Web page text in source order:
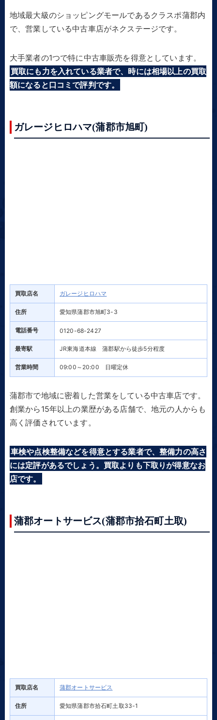
地域最大級のショッピングモールであるクラスポ蒲郡内
で、営業している中古車店がネクステージです。
大手業者の1つで特に中古車販売を得意としています。
買取にも力を入れている業者で、時には相場以上の買取
額になると口コミで評判です。
ガレージヒロハマ(蒲郡市旭町)
買取店名 ガレージヒロハマ
住所 愛知県蒲郡市旭町3-3
電話番号 0120-68-2427
最寄駅 JR東海道本線 蒲郡駅から徒歩5分程度
営業時間 09:00～20:00 日曜定休
蒲郡市で地域に密着した営業をしている中古車店です。
創業から15年以上の業歴がある店舗で、地元の人からも
高く評価されています。
車検や点検整備などを得意とする業者で、整備力の高さ
には定評があるでしょう。買取よりも下取りが得意なお
店です。
蒲郡オートサービス(蒲郡市拾石町土取)
買取店名 蒲郡オートサービス
住所 愛知県蒲郡市拾石町土取33-1